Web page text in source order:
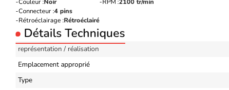
Connecteur :4 pins
Rétroéclairage :Rétroéclairé
Détails Techniques
représentation / réalisation
Emplacement approprié
Type